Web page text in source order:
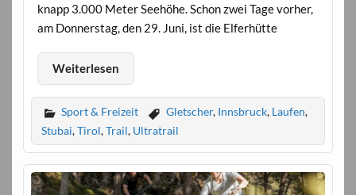
knapp 3.000 Meter Seehöhe. Schon zwei Tage vorher,
am Donnerstag, den 29. Juni, ist die Elferhütte
Weiterlesen
Sport & Freizeit Gletscher, Innsbruck, Laufen,
Stubai,Tirol,Trail, Ultratrail